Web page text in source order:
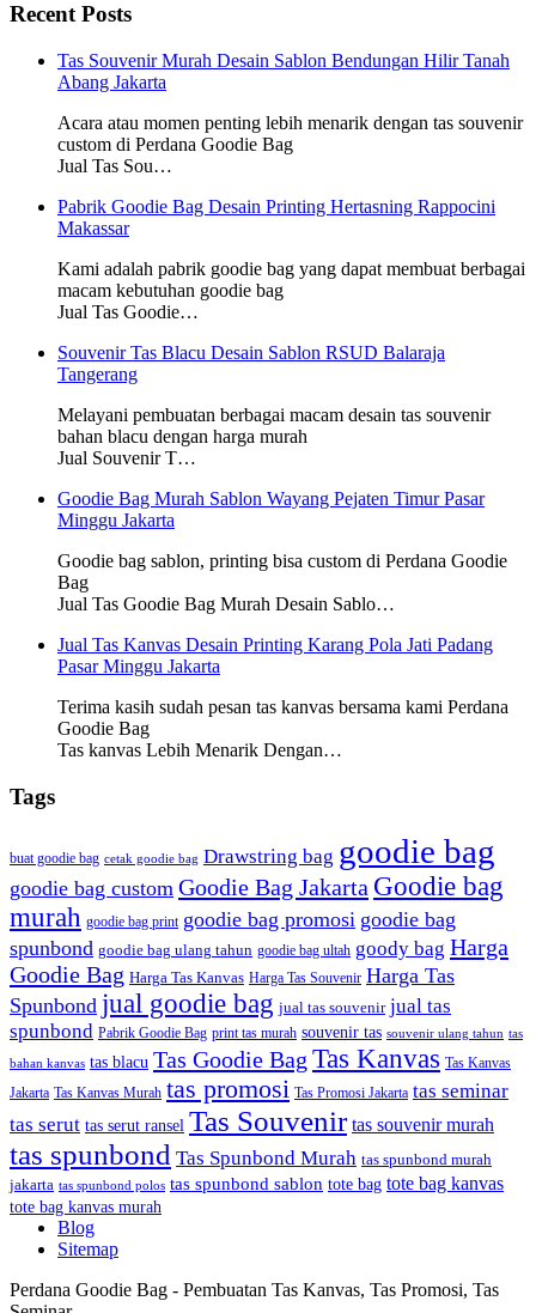
Recent Posts
Tas Souvenir Murah Desain Sablon Bendungan Hilir Tanah
Abang Jakarta
Acara atau momen penting lebih menarik dengan tas souvenir
custom di Perdana Goodie Bag
Jual Tas Sou…
Pabrik Goodie Bag Desain Printing Hertasning Rappocini
Makassar
Kami adalah pabrik goodie bag yang dapat membuat berbagai
macam kebutuhan goodie bag
Jual Tas Goodie…
Souvenir Tas Blacu Desain Sablon RSUD Balaraja
Tangerang
Melayani pembuatan berbagai macam desain tas souvenir
bahan blacu dengan harga murah
Jual Souvenir T…
Goodie Bag Murah Sablon Wayang Pejaten Timur Pasar
Minggu Jakarta
Goodie bag sablon, printing bisa custom di Perdana Goodie
Bag
Jual Tas Goodie Bag Murah Desain Sablo…
Jual Tas Kanvas Desain Printing Karang Pola Jati Padang
Pasar Minggu Jakarta
Terima kasih sudah pesan tas kanvas bersama kami Perdana
Goodie Bag
Tas kanvas Lebih Menarik Dengan…
Tags
buat goodie bag cetak goodie bag Drawstring bag goodie bag
goodie bag custom Goodie Bag Jakarta Goodie bag
murah goodie bag print goodie bag promosi goodie bag
spunbond goodie bag ulang tahun goodie bag ultah goody bag Harga
Goodie Bag Harga Tas Kanvas Harga Tas Souvenir Harga Tas
Spunbond jual goodie bag jual tas souvenir jual tas
spunbond Pabrik Goodie Bag print tas murah souvenir tas souvenir ulang tahun tas
bahan kanvas tas blacu Tas Goodie Bag Tas Kanvas Tas Kanvas
Jakarta Tas Kanvas Murah tas promosi Tas Promosi Jakarta tas seminar
tas serut tas serut ransel Tas Souvenir tas souvenir murah
tas spunbond Tas Spunbond Murah tas spunbond murah
jakarta tas spunbond polos tas spunbond sablon tote bag tote bag kanvas
tote bag kanvas murah
Blog
Sitemap
Perdana Goodie Bag - Pembuatan Tas Kanvas, Tas Promosi, Tas